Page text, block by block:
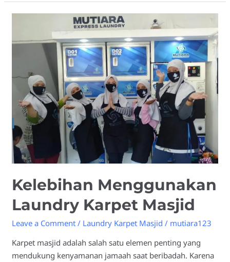
Kelebihan Menggunakan
Laundry Karpet Masjid
Leave a Comment / Laundry Karpet Masjid / mutiara123
Karpet masjid adalah salah satu elemen penting yang
mendukung kenyamanan jamaah saat beribadah. Karena
Menggunakan
Laundry
Masjid